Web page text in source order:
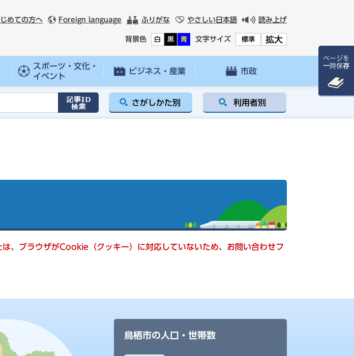
めての方へ Foreign language ふりがな やさしい日本語 読み上げ
背景色 白 黒 青 文字サイズ 標準 拡大
スポーツ・文化・
イベント
ビジネス・産業 市政
さがしかた別 利用者別
、ブラウザがCookie（クッキー）に対応していないため、お問い合わせフ
鳥栖市の人口・世帯数
ページを
一時保存